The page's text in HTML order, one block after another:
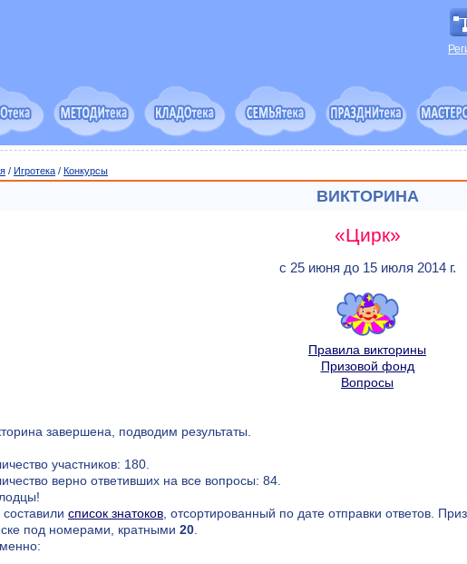
/ Игротека / Конкурсы
ВИКТОРИНА
«Цирк»
с 25 июня до 15 июля 2014 г.
Правила викторины
Призовой фонд
Вопросы
завершена, подводим результаты.
участников: 180.
верно ответивших на все вопросы: 84.
список знатоков , отсортированный по дате отправки ответов.
под номерами, кратными 20